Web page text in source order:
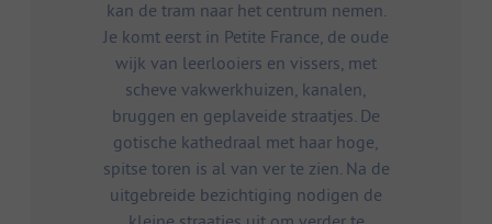
kan de tram naar het centrum nemen.
Je komt eerst in Petite France, de oude
wijk van leerlooiers en vissers, met
scheve vakwerkhuizen, kanalen,
bruggen en geplaveide straatjes. De
gotische kathedraal met haar hoge,
spitse toren is al van ver te zien. Na de
uitgebreide bezichtiging nodigen de